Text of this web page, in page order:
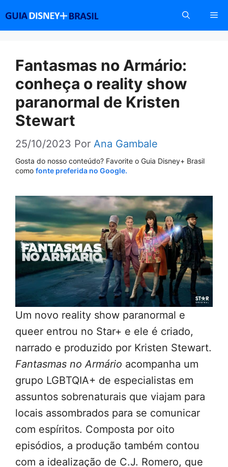
conteúdo
Fantasmas no Armário:
conheça o reality show
paranormal de Kristen
Stewart
25/10/2023 Por Ana Gambale
Gosta do nosso conteúdo? Favorite o Guia Disney+ Brasil
como fonte preferida no Google.
Um novo reality show paranormal e
queer entrou no Star+ e ele é criado,
narrado e produzido por Kristen Stewart.
Fantasmas no Armário acompanha um
grupo LGBTQIA+ de especialistas em
assuntos sobrenaturais que viajam para
locais assombrados para se comunicar
com espíritos. Composta por oito
episódios, a produção também contou
com a idealização de C.J. Romero, que